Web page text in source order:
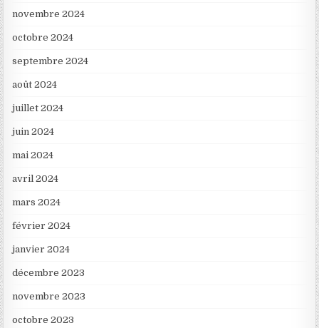
novembre 2024
octobre 2024
septembre 2024
août 2024
juillet 2024
juin 2024
mai 2024
avril 2024
mars 2024
février 2024
janvier 2024
décembre 2023
novembre 2023
octobre 2023